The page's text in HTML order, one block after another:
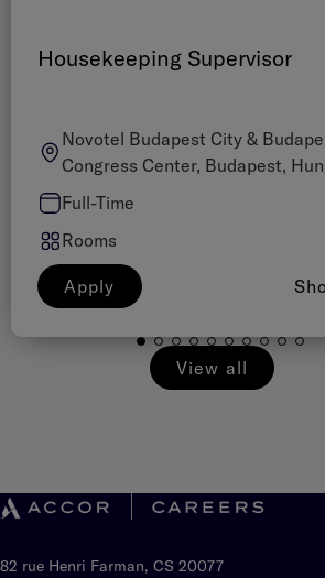
Housekeeping Supervisor
Novotel Budapest City &
Congress Center, Budapest,
Full-Time
Rooms
Apply
View all
82 rue Henri Farman, CS 20077